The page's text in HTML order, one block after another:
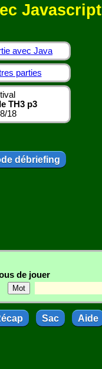
Javascript
avec Java
parties
TH3 p3
18
débriefing
de jouer
Sac Aide